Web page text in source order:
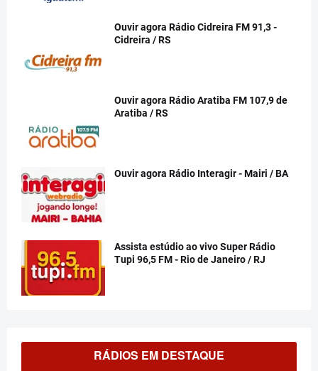
Ouvir agora Rádio Cidreira FM 91,3 -
Cidreira / RS
Ouvir agora Rádio Aratiba FM 107,9 de
Aratiba / RS
Ouvir agora Rádio Interagir - Mairi / BA
Assista estúdio ao vivo Super Rádio
Tupi 96,5 FM - Rio de Janeiro / RJ
RÁDIOS EM DESTAQUE